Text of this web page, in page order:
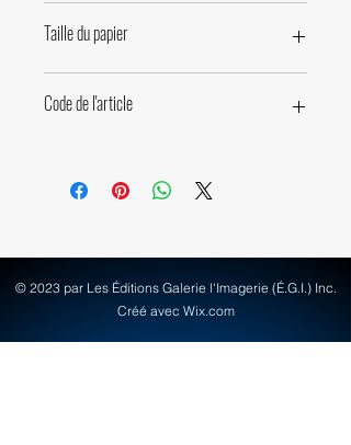
Taille du papier
Code de l'article
© 2023 par Les Éditions Galerie l'Imagerie (É.G.I.) Inc.
Créé avec Wix.com